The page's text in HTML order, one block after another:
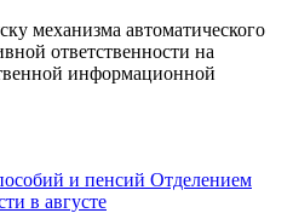
механизма автоматического
ответственности на
информационной
и пенсий Отделением
в августе